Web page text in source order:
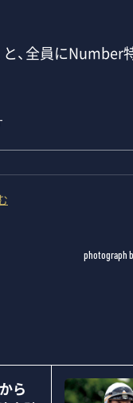
、全員にNumber
photograph
ら